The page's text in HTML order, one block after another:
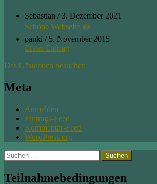
Sebastian / 3. Dezember 2021
Schöne Webseite 👍
panki / 5. November 2015
Erster Eintrag
Das Gästebuch besuchen
Meta
Anmelden
Eintrags-Feed
Kommentar-Feed
WordPress.org
Suchen
nach:
Teilnahmebedingungen